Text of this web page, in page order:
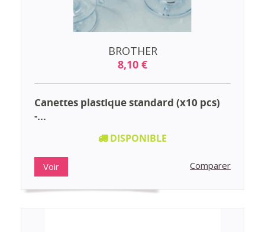
BROTHER
8,10 €
Canettes plastique standard (x10 pcs)
-...
DISPONIBLE
Voir Comparer